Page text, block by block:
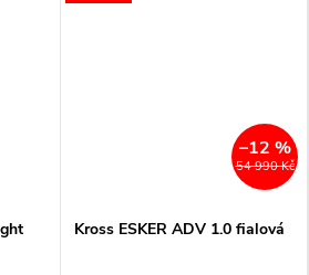
54 990 Kč
–12 %
Kross ESKER ADV 1.0 fialová